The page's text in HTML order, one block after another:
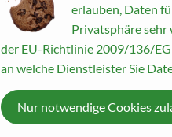
erlauben, Daten
Privatsphäre sehr
der EU-Richtlinie 2009/136/
an welche Dienstleister Sie
Nur notwendige Cookies